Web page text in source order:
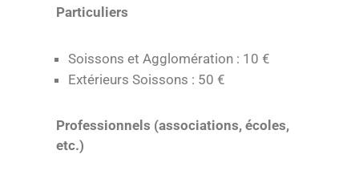
Particuliers
Soissons et Agglomération : 10 €
Extérieurs Soissons : 50 €
Professionnels (associations, écoles,
etc.)